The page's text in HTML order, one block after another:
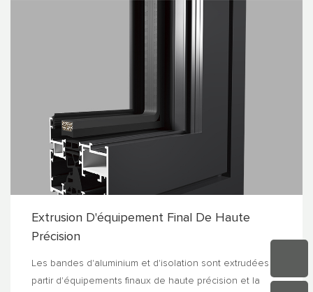
Extrusion D'équipement Final De Haute
Précision
Les bandes d'aluminium et d'isolation sont extrudées à
partir d'équipements finaux de haute précision et la